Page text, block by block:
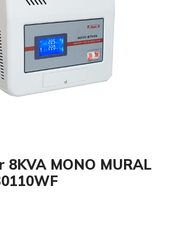
MONO MURAL